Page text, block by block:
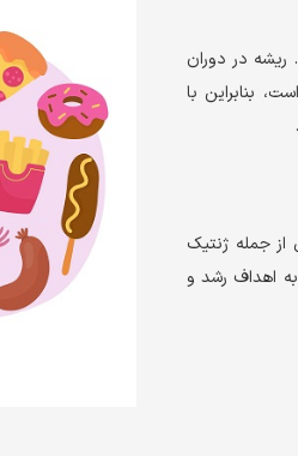
ریشه در دوران
بنابراین با
جمله ژنتیک
اهداف رشد و